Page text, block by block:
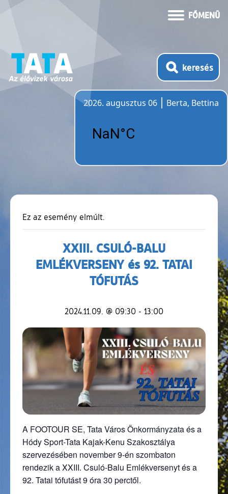
FŐMENÜ
keresés
2026. augusztus 06
Berta, Bettina
Ez az esemény elmúlt.
XXIII. CSULÓ-BALU
EMLÉKVERSENY és 92. TATAI
TÓFUTÁS
2024.11.09. @ 09:30 - 13:00
A FOOTOUR SE, Tata Város Önkormányzata és a
Hódy Sport-Tata Kajak-Kenu Szakosztálya
szervezésében november 9-én szombaton
rendezik a XXIII. Csuló-Balu Emlékversenyt és a
92. Tatai tófutást 9 óra 30 perctől.